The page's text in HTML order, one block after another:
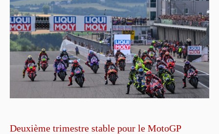
Deuxième trimestre stable pour le MotoGP